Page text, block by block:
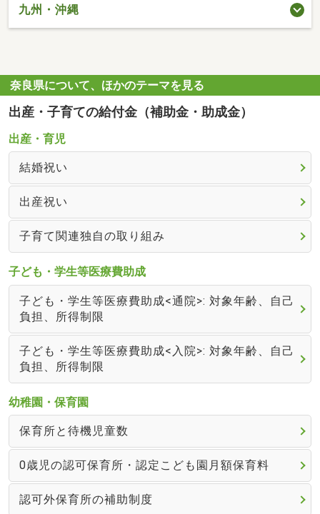
九州・沖縄
奈良県について、ほかのテーマを見る
出産・子育ての給付金（補助金・助成金）
出産・育児
結婚祝い
出産祝い
子育て関連独自の取り組み
子ども・学生等医療費助成
子ども・学生等医療費助成<通院>: 対象年齢、自己
負担、所得制限
子ども・学生等医療費助成<入院>: 対象年齢、自己
負担、所得制限
幼稚園・保育園
保育所と待機児童数
0歳児の認可保育所・認定こども園月額保育料
認可外保育所の補助制度